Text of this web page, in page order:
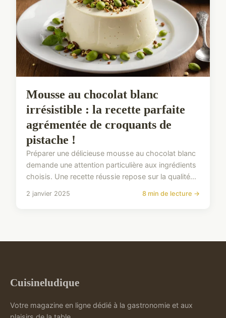
Mousse au chocolat blanc
irrésistible : la recette parfaite
agrémentée de croquants de
pistache !
Préparer une délicieuse mousse au chocolat blanc
demande une attention particulière aux ingrédients
choisis. Une recette réussie repose sur la qualité...
2 janvier 2025 8 min de lecture →
Cuisineludique
Votre magazine en ligne dédié à la gastronomie et aux